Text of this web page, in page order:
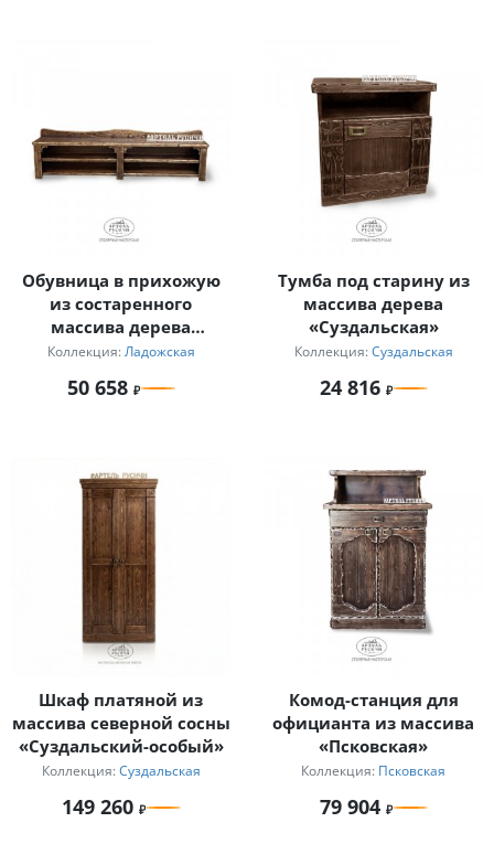
Обувница в прихожую
из состаренного
массива дерева
«Ладожская»
Коллекция: Ладожская
50 658
Тумба под старину из
массива дерева
«Суздальская»
Коллекция: Суздальская
24 816
Шкаф платяной из
массива северной сосны
«Суздальский-особый»
Коллекция: Суздальская
149 260
Комод-станция для
официанта из массива
«Псковская»
Коллекция: Псковская
79 904